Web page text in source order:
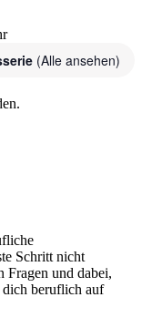
(Alle ansehen)
Schritt nicht
Fragen und dabei,
dich beruflich auf